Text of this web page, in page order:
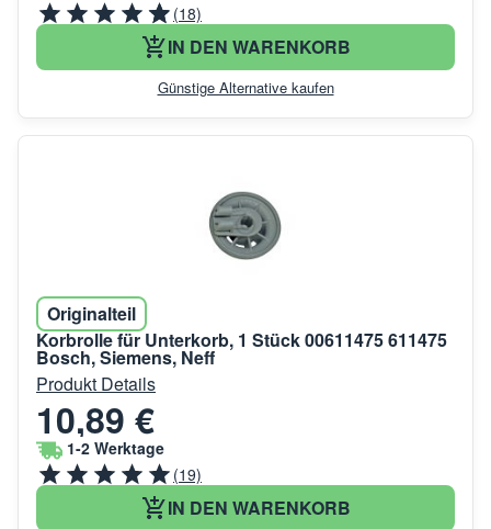
(18)
IN DEN WARENKORB
Günstige Alternative kaufen
Originalteil
Korbrolle für Unterkorb, 1 Stück 00611475 611475
Bosch, Siemens, Neff
Produkt Details
10,89 €
1-2 Werktage
(19)
IN DEN WARENKORB